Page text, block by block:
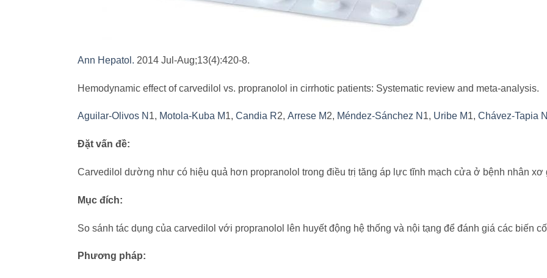
Ann Hepatol. 2014 Jul-Aug;13(4):420-8.
Hemodynamic effect of carvedilol vs. propranolol in cirrhotic patients: Systematic review and meta-analysis.
Aguilar-Olivos N 1, Motola-Kuba M1, Candia R2, Arrese M2, Méndez-Sánchez N 1, Uribe M1, Chávez-Tapia
Đặt vấn đề:
Carvedilol dường như có hiệu quả hơn propranolol trong điều trị tăng áp lực tĩnh mạch cửa ở bệnh nhân xơ
Mục đích:
So sánh tác dụng của carvedilol với propranolol lên huyết động hệ thống và nội tạng để đánh giá các biến
Phương pháp: